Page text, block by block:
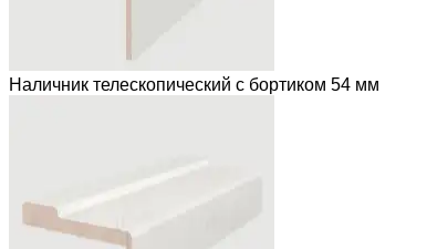
Наличник телескопический с бортиком 54 мм